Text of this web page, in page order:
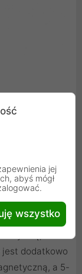
klasy
i
pozłacane
dodatkowo
a 5-
jej
abyś mógł
wszystko